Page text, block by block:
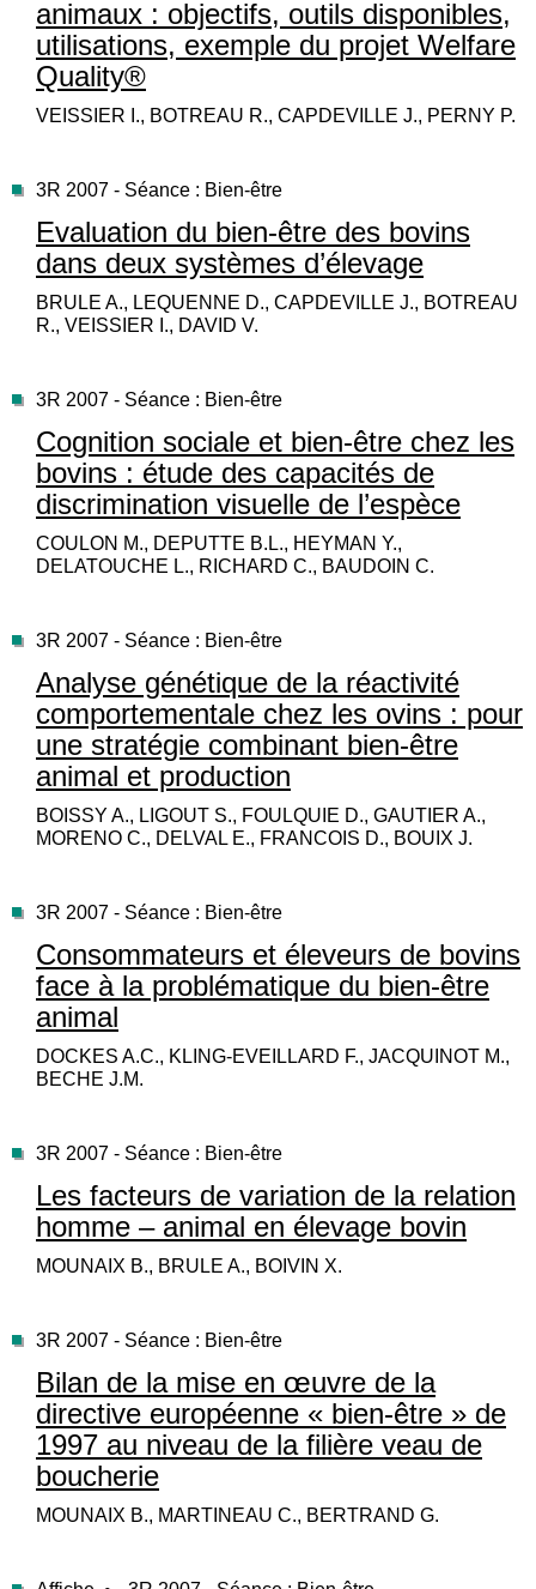
animaux : objectifs, outils disponibles,
utilisations, exemple du projet Welfare
Quality®
VEISSIER I., BOTREAU R., CAPDEVILLE J., PERNY P.
3R 2007 - Séance : Bien-être
Evaluation du bien-être des bovins
dans deux systèmes d’élevage
BRULE A., LEQUENNE D., CAPDEVILLE J., BOTREAU
R., VEISSIER I., DAVID V.
3R 2007 - Séance : Bien-être
Cognition sociale et bien-être chez les
bovins : étude des capacités de
discrimination visuelle de l’espèce
COULON M., DEPUTTE B.L., HEYMAN Y.,
DELATOUCHE L., RICHARD C., BAUDOIN C.
3R 2007 - Séance : Bien-être
Analyse génétique de la réactivité
comportementale chez les ovins : pour
une stratégie combinant bien-être
animal et production
BOISSY A., LIGOUT S., FOULQUIE D., GAUTIER A.,
MORENO C., DELVAL E., FRANCOIS D., BOUIX J.
3R 2007 - Séance : Bien-être
Consommateurs et éleveurs de bovins
face à la problématique du bien-être
animal
DOCKES A.C., KLING-EVEILLARD F., JACQUINOT M.,
BECHE J.M.
3R 2007 - Séance : Bien-être
Les facteurs de variation de la relation
homme – animal en élevage bovin
MOUNAIX B., BRULE A., BOIVIN X.
3R 2007 - Séance : Bien-être
Bilan de la mise en œuvre de la
directive européenne « bien-être » de
1997 au niveau de la filière veau de
boucherie
MOUNAIX B., MARTINEAU C., BERTRAND G.